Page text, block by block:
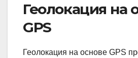
Геолокация на
GPS
Геолокация на основе GPS